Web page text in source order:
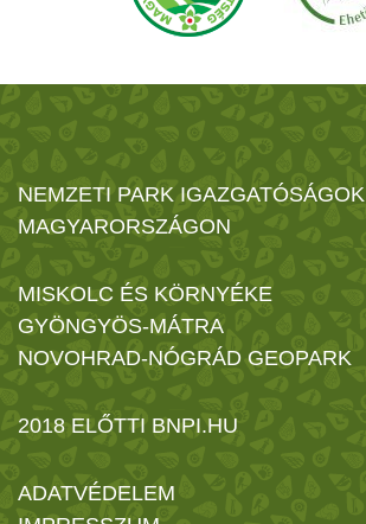
NEMZETI PARK IGAZGATÓSÁGOK
MAGYARORSZÁGON
MISKOLC ÉS KÖRNYÉKE
GYÖNGYÖS-MÁTRA
NOVOHRAD-NÓGRÁD GEOPARK
2018 ELŐTTI BNPI.HU
ADATVÉDELEM